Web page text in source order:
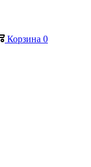
Корзина 0